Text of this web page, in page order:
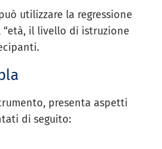
utilizzare la regressione
il livello di istruzione
presenta aspetti
di seguito: